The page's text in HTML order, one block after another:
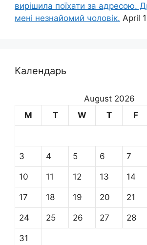
вирішила поїхати за адресою.
мені незнайомий чоловік. April
Календарь
August 2026
M
T W T F
3 4 5 6 7
10 11 12 13 14
17 18 19 20 21
24 25 26 27 28
31